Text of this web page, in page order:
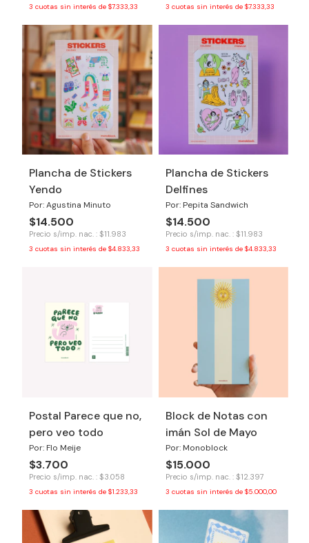
3 cuotas sin interés de $7.333,33 3 cuotas sin interés de $7.333,33
Plancha de Stickers
Yendo
Por: Agustina Minuto
$14.500
Precio s/imp. nac. : $11.983
3 cuotas sin interés de $4.833,33
Plancha de Stickers
Delfines
Por: Pepita Sandwich
$14.500
Precio s/imp. nac. : $11.983
3 cuotas sin interés de $4.833,33
Postal Parece que no,
pero veo todo
Por: Flo Meije
$3.700
Precio s/imp. nac. : $3.058
3 cuotas sin interés de $1.233,33
Block de Notas con
imán Sol de Mayo
Por: Monoblock
$15.000
Precio s/imp. nac. : $12.397
3 cuotas sin interés de $5.000,00